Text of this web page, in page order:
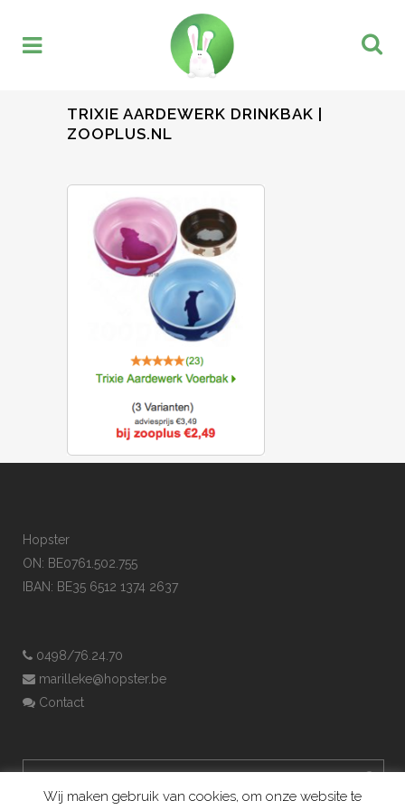
TRIXIE AARDEWERK DRINKBAK |
ZOOPLUS.NL
Hopster
ON: BE0761.502.755
IBAN: BE35 6512 1374 2637
0498/76.24.70
marilleke@hopster.be
Contact
Wij maken gebruik van cookies, om onze website te